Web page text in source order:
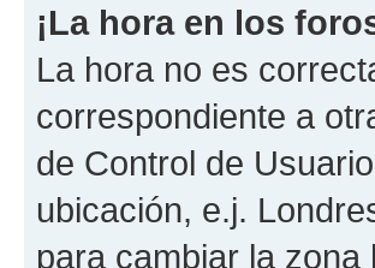
¡La hora en los
La hora no es
correspondiente a
de Control de
ubicación, e.j.
para cambiar la